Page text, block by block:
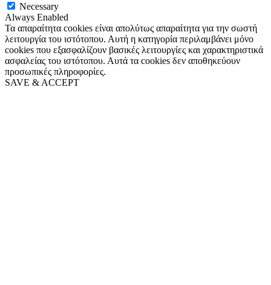
Necessary
Always Enabled
Τα απαραίτητα cookies είναι απολύτως απαραίτητα για την σωστή
λειτουργία του ιστότοπου. Αυτή η κατηγορία περιλαμβάνει μόνο
cookies που εξασφαλίζουν βασικές λειτουργίες και χαρακτηριστικά
ασφαλείας του ιστότοπου. Αυτά τα cookies δεν αποθηκεύουν
προσωπικές πληροφορίες.
SAVE & ACCEPT